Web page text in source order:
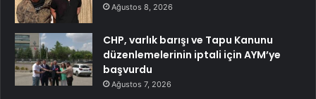
Ağustos 8, 2026
CHP, varlık barışı ve Tapu Kanunu
düzenlemelerinin iptali için AYM’ye
başvurdu
Ağustos 7, 2026